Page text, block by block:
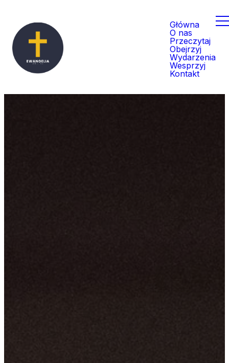
Główna
O nas
Przeczytaj
Obejrzyj
Wydarzenia
Wesprzyj
Kontakt